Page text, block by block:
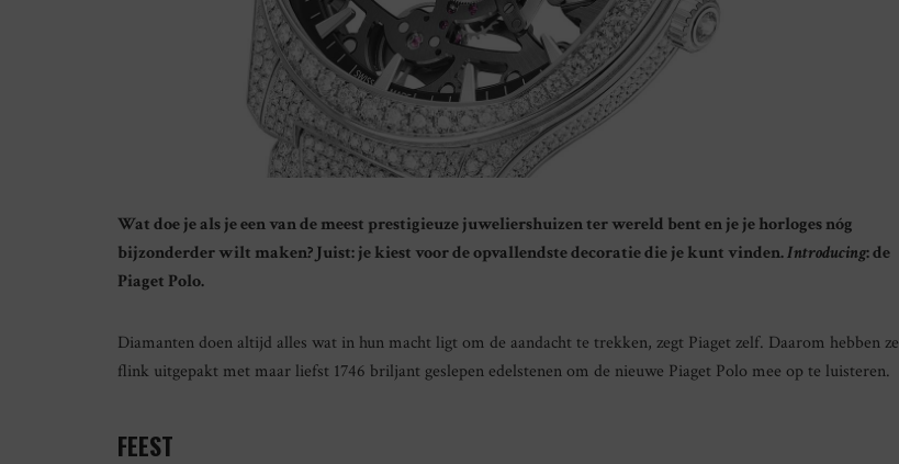
Wat doe je als je een van de meest prestigieuze juweliershuizen ter wereld bent en je je horloges nóg
bijzonderder wilt maken? Juist: je kiest voor de opvallendste decoratie die je kunt vinden.Introducing: de
Piaget Polo.
Diamanten doen altijd alles wat in hun macht ligt om de aandacht te trekken, zegt Piaget zelf. Daarom hebben ze
flink uitgepakt met maar liefst 1746 briljant geslepen edelstenen om de nieuwe Piaget Polo mee op te luisteren.
FEEST